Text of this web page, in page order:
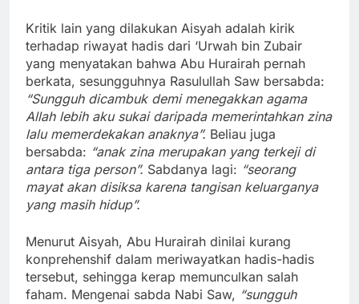
Kritik lain yang dilakukan Aisyah adalah kirik
terhadap riwayat hadis dari ‘Urwah bin Zubair
yang menyatakan bahwa Abu Hurairah pernah
berkata, sesungguhnya Rasulullah Saw bersabda:
“Sungguh dicambuk demi menegakkan agama
Allah lebih aku sukai daripada memerintahkan zina
lalu memerdekakan anaknya”. Beliau juga
bersabda: “anak zina merupakan yang terkeji di
antara tiga person”. Sabdanya lagi: “seorang
mayat akan disiksa karena tangisan keluarganya
yang masih hidup”.
Menurut Aisyah, Abu Hurairah dinilai kurang
konprehenshif dalam meriwayatkan hadis-hadis
tersebut, sehingga kerap memunculkan salah
faham. Mengenai sabda Nabi Saw, “sungguh